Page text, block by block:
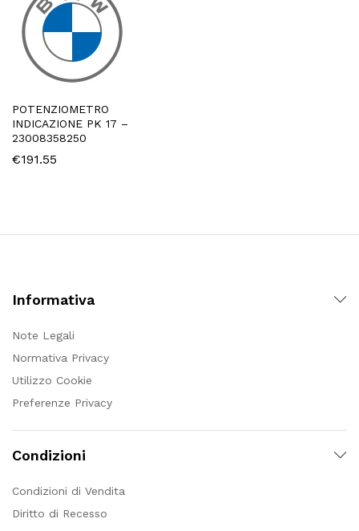
POTENZIOMETRO
INDICAZIONE PK 17 –
23008358250
€191.55
Informativa
Note Legali
Normativa Privacy
Utilizzo Cookie
Preferenze Privacy
Condizioni
Condizioni di Vendita
Diritto di Recesso